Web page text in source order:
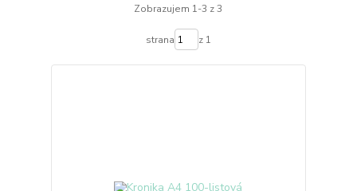
Zobrazujem 1-3 z 3
strana z 1